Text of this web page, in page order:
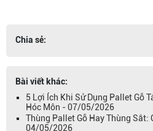
Chia sẻ:
Bài viết khác:
5 Lợi Ích Khi Sử Dụng Pallet Gỗ
Hóc Môn - 07/05/2026
Thùng Pallet Gỗ Hay Thùng Sắt:
04/05/2026